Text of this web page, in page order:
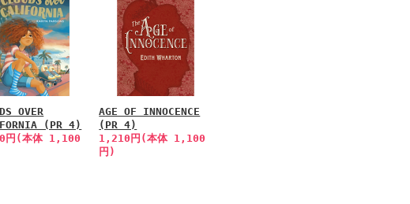
OVER
(PR 4)
円(本体 1,100
AGE OF INNOCENCE
(PR 4)
1,210円(本体 1,100
円)